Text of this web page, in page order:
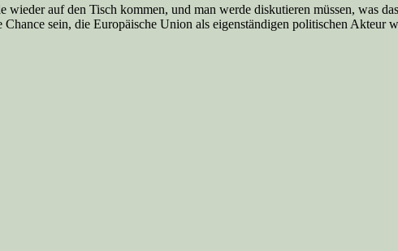
wieder auf den Tisch kommen, und man werde diskutieren müssen, was
sein, die Europäische Union als eigenständigen politischen